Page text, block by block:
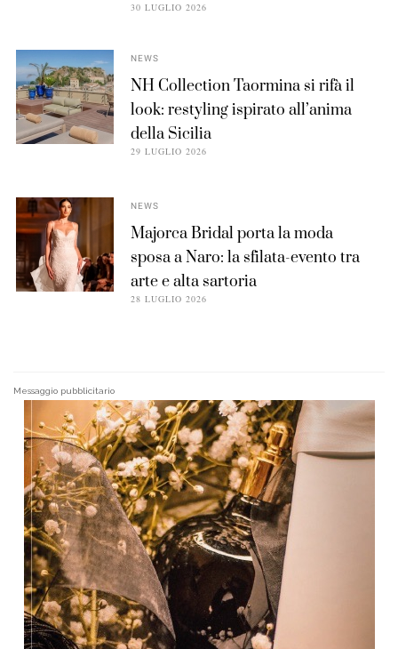
30 LUGLIO 2026
NEWS
NH Collection Taormina si rifà il
look: restyling ispirato all’anima
della Sicilia
29 LUGLIO 2026
NEWS
Majorca Bridal porta la moda
sposa a Naro: la sfilata-evento tra
arte e alta sartoria
28 LUGLIO 2026
Messaggio pubblicitario